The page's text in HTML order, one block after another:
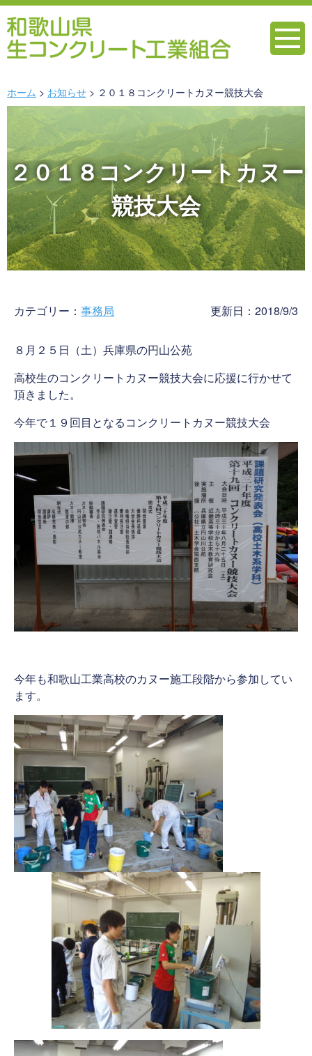
ホーム お知らせ ２０１８コンクリートカヌー競技大会
２０１８コンクリートカヌー
競技大会
カテゴリー： 事務局 更新日：2018/9/3
８月２５日（土）兵庫県の円山公苑
高校生のコンクリートカヌー競技大会に応援に行かせて
頂きました。
今年で１９回目となるコンクリートカヌー競技大会
今年も和歌山工業高校のカヌー施工段階から参加してい
ます。